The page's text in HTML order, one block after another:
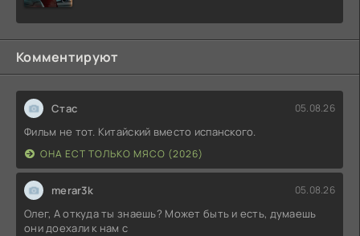
Комментируют
Стас 05.08.26
Фильм не тот. Китайский вместо испанского.
ОНА ЕСТ ТОЛЬКО МЯСО (2026)
merar3k 05.08.26
Олег, А откуда ты знаешь? Может быть и есть, думаешь
они доехали к нам с